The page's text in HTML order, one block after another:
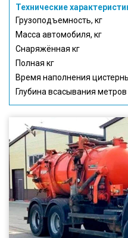
Технические
Грузоподъемность, кг
Масса автомобиля, кг
Снаряжённая кг
Полная кг
Время наполнения
Глубина всасывания метров